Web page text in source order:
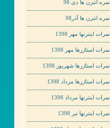
نمره انترن ها دی 98
نمره انترن ها آذر98
نمرات اینترنها مهر 1398
نمرات استاژرها مهر 1398
نمرات استاژرها شهریور 1398
نمرات استاژرها مرداد 1398
نمرات اینترنها مرداد 1398
نمرات اینترنها تیر 1398